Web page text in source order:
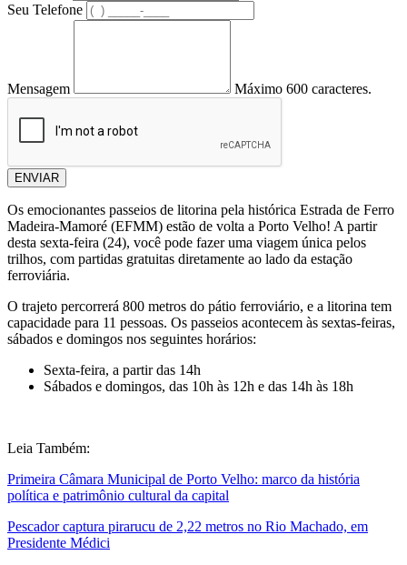
Seu Telefone
Mensagem Máximo 600 caracteres.
ENVIAR
Os emocionantes passeios de litorina pela histórica Estrada de Ferro
Madeira-Mamoré (EFMM) estão de volta a Porto Velho! A partir
desta sexta-feira (24), você pode fazer uma viagem única pelos
trilhos, com partidas gratuitas diretamente ao lado da estação
ferroviária.
O trajeto percorrerá 800 metros do pátio ferroviário, e a litorina tem
capacidade para 11 pessoas. Os passeios acontecem às sextas-feiras,
sábados e domingos nos seguintes horários:
Sexta-feira, a partir das 14h
Sábados e domingos, das 10h às 12h e das 14h às 18h
Leia Também:
Primeira Câmara Municipal de Porto Velho: marco da história
política e patrimônio cultural da capital
Pescador captura pirarucu de 2,22 metros no Rio Machado, em
Presidente Médici